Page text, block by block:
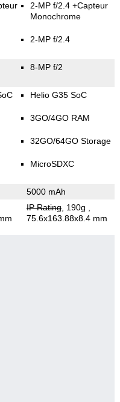
2-MP f/2.4 +Capteur
Monochrome
2-MP f/2.4
8-MP f/2
Helio G35 SoC
3GO/4GO RAM
32GO/64GO Storage
MicroSDXC
5000 mAh
IP Rating, 190g
75.6x163.88x8.4 mm